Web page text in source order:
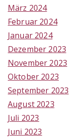
März 2024
Februar 2024
Januar 2024
Dezember 2023
November 2023
Oktober 2023
September 2023
August 2023
Juli 2023
Juni 2023